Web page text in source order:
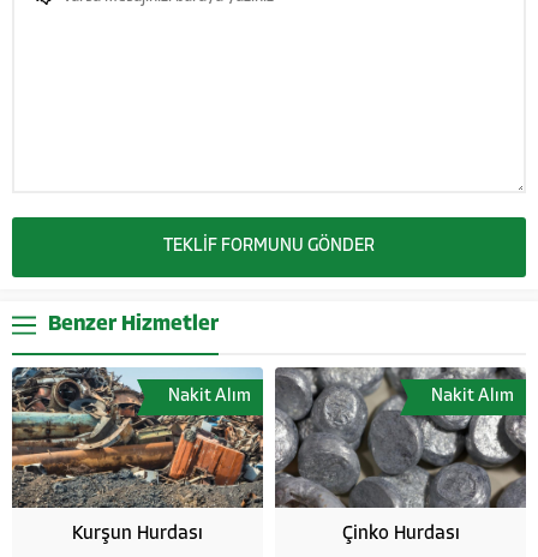
Benzer Hizmetler
Nakit Alım
Kurşun Hurdası
Nakit Alım
Çinko Hurdası